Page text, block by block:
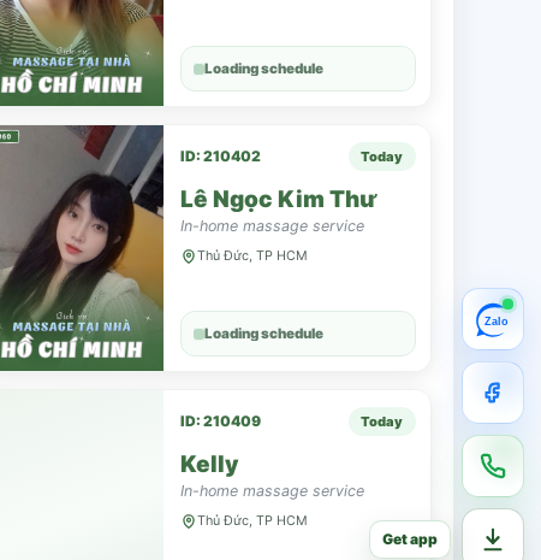
Loading schedule
ID: 210402 Today
Lê Ngọc Kim Thư
In-home massage service
Thủ Đức, TP HCM
Loading schedule
ID: 210409 Today
Kelly
In-home massage service
Thủ Đức, TP HCM
Zalo
Get app